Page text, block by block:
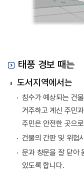
태풍 경보 때는
도서지역에서는
침수가 예상되는 건
거주하고 계신 주민
주민은 안전한 곳으
건물의 간판 및 위험
문과 창문을 잘 닫아
있도록 합니다.